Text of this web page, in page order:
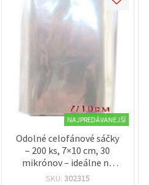
NAJPREDÁVANEJŠÍ
Odolné celofánové sáčky
– 200 ks, 7×10 cm, 30
mikrónov – ideálne na
darčekové balenie,
SKU: 302315